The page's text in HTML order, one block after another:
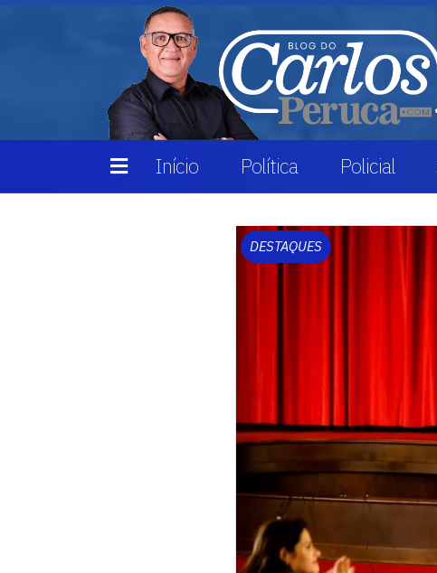
Início Política Policial
DESTAQUES